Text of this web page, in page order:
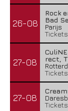
26-08
Rock
Bad
Parijs
Tickets
27-08
rect,
Tickets
27-08
Tickets